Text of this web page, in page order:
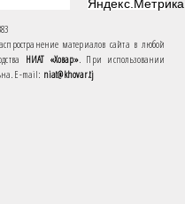
материалов сайта в любой
НИАТ «Ховар». При использовании
E-mail: niat@khovar.tj